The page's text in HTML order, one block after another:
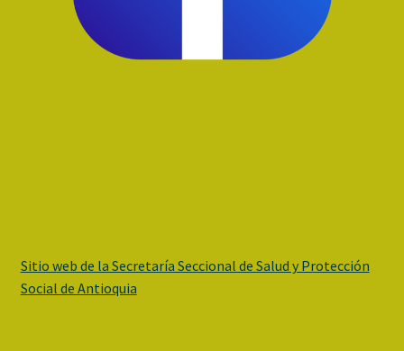
Sitio web de la Secretaría Seccional de Salud y Protección
Social de Antioquia